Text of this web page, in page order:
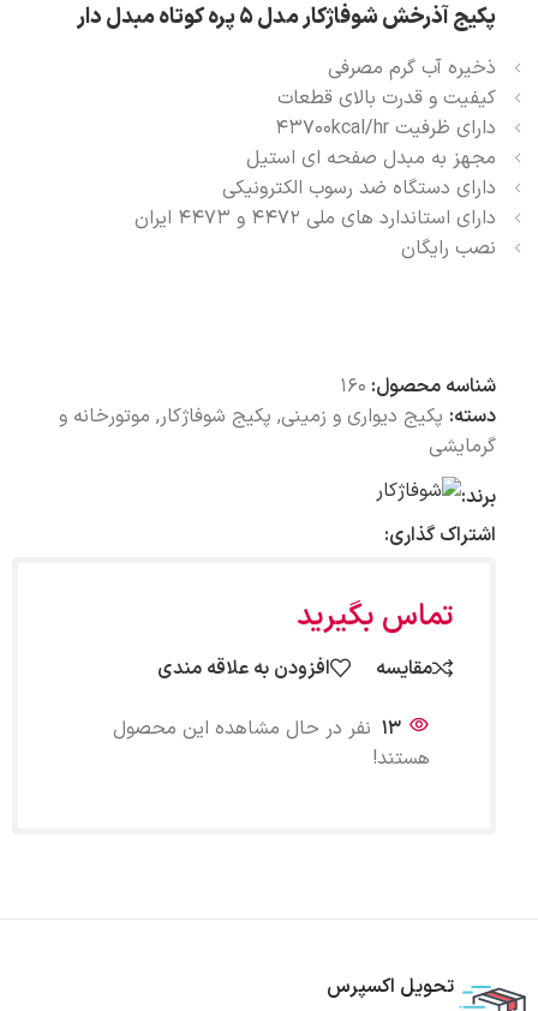
پکیج آذرخش شوفاژکار مدل 5 پره کوتاه مبدل دار
ذخیره آب گرم مصرفی
کیفیت و قدرت بالای قطعات
دارای ظرفیت 43700kcal/hr
مجهز به مبدل صفحه ای استیل
دارای دستگاه ضد رسوب الکترونیکی
دارای استاندارد های ملی 4472 و 4473 ایران
نصب رایگان
شناسه محصول: 160
دسته: پکیج دیواری و زمینی, پکیج شوفاژکار, موتورخانه و
گرمایشی
برند:
اشتراک گذاری:
تماس بگیرید
مقایسه افزودن به علاقه مندی
13 نفر در حال مشاهده این محصول
هستند!
تحویل اکسپرس